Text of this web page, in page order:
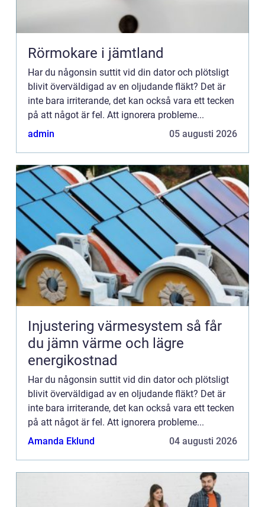
Rörmokare i jämtland
Har du någonsin suttit vid din dator och plötsligt
blivit överväldigad av en oljudande fläkt? Det är
inte bara irriterande, det kan också vara ett tecken
på att något är fel. Att ignorera probleme...
admin
05 augusti 2026
Injustering värmesystem så får
du jämn värme och lägre
energikostnad
Har du någonsin suttit vid din dator och plötsligt
blivit överväldigad av en oljudande fläkt? Det är
inte bara irriterande, det kan också vara ett tecken
på att något är fel. Att ignorera probleme...
Amanda Eklund
04 augusti 2026